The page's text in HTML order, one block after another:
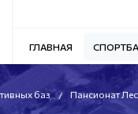
ГЛАВНАЯ
баз Пансионат